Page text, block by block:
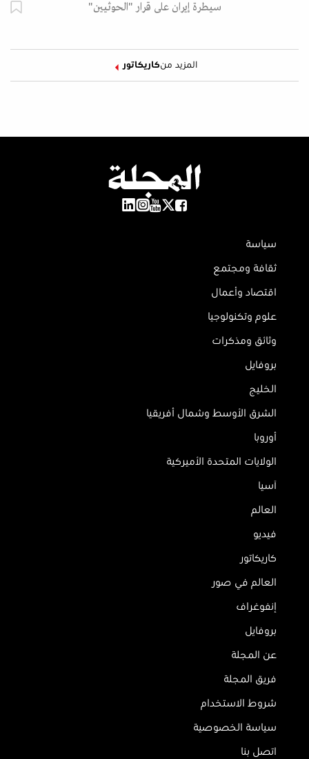
سيطرة إيران على قرار "الحوثيين"
المزيد منكاريكاتور
سياسة
ثقافة ومجتمع
اقتصاد وأعمال
علوم وتكنولوجيا
وثائق ومذكرات
بروفايل
الخليج
الشرق الأوسط وشمال أفريقيا
أوروبا
الولايات المتحدة الأميركية
آسيا
العالم
فيديو
كاريكاتور
العالم في صور
إنفوغراف
بروفايل
عن المجلة
فريق المجلة
شروط الاستخدام
سياسة الخصوصية
اتصل بنا